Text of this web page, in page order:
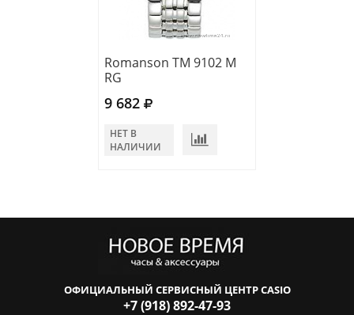
Romanson TM 9102 M
RG
9 682
НЕТ В
НАЛИЧИИ
ОФИЦИАЛЬНЫЙ СЕРВИСНЫЙ ЦЕНТР CASIO
+7 (918) 892-47-93